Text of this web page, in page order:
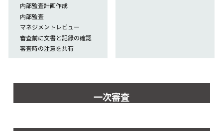
内部監査計画作成
内部監査
マネジメントレビュー
審査前に文書と記録の確認
審査時の注意を共有
一次審査